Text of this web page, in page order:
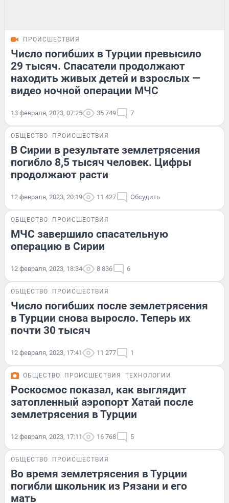
ПРОИСШЕСТВИЯ
Число погибших в Турции превысило
29 тысяч. Спасатели продолжают
находить живых детей и взрослых —
видео ночной операции МЧС
13 февраля, 2023, 07:25 35 749 7
ОБЩЕСТВО ПРОИСШЕСТВИЯ
В Сирии в результате землетрясения
погибло 8,5 тысяч человек. Цифры
продолжают расти
12 февраля, 2023, 20:19 11 427 Обсудить
ОБЩЕСТВО ПРОИСШЕСТВИЯ
МЧС завершило спасательную
операцию в Сирии
12 февраля, 2023, 18:34 8 836 6
ОБЩЕСТВО ПРОИСШЕСТВИЯ
Число погибших после землетрясения
в Турции снова выросло. Теперь их
почти 30 тысяч
12 февраля, 2023, 17:41 11 277 1
ОБЩЕСТВО ПРОИСШЕСТВИЯ ТЕХНОЛОГИИ
Роскосмос показал, как выглядит
затопленный аэропорт Хатай после
землетрясения в Турции
12 февраля, 2023, 17:11 16 768 5
ОБЩЕСТВО ПРОИСШЕСТВИЯ
Во время землетрясения в Турции
погибли школьник из Рязани и его
мать